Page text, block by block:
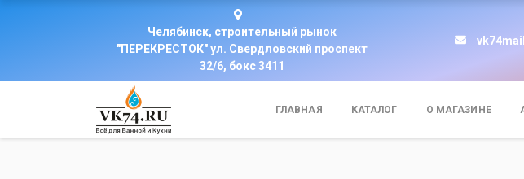
Челябинск, строительный рынок
"ПЕРЕКРЕСТОК" ул. Свердловский проспект
32/6, бокс 3411
ГЛАВНАЯ КАТАЛОГ О МАГАЗИНЕ